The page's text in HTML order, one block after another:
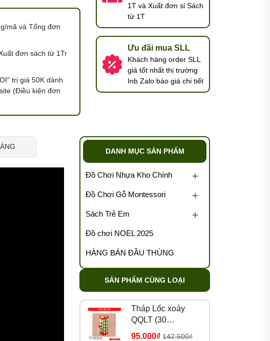
mã và Tổng đơn
đơn sách từ 1Tr
trị giá 50K dành
(Điều kiện đơn
1T và Xuất đơn sỉ Sách
từ 1T
Ưu đãi mua SLL
Khách hàng order SLL
giá tốt nhất thị trường
Inb Zalo báo giá chi tiết
DANH MỤC SẢN PHẨM
Đồ Chơi Nhựa Kho Chính
Đồ Chơi Gỗ Montessori
Sách Trẻ Em
Đồ chơi NOEL 2025
HÀNG BÁN ĐẦU THÙNG
SẢN PHẨM CÙNG LOẠI
Tháp Lốc xoáy
QQLT (30
bộ/thùng)
95.000₫ 142.500₫